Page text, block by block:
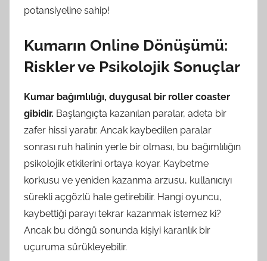
potansiyeline sahip!
Kumarın Online Dönüşümü:
Riskler ve Psikolojik Sonuçlar
Kumar bağımlılığı, duygusal bir roller coaster
gibidir. Başlangıçta kazanılan paralar, adeta bir
zafer hissi yaratır. Ancak kaybedilen paralar
sonrası ruh halinin yerle bir olması, bu bağımlılığın
psikolojik etkilerini ortaya koyar. Kaybetme
korkusu ve yeniden kazanma arzusu, kullanıcıyı
sürekli açgözlü hale getirebilir. Hangi oyuncu,
kaybettiği parayı tekrar kazanmak istemez ki?
Ancak bu döngü sonunda kişiyi karanlık bir
uçuruma sürükleyebilir.